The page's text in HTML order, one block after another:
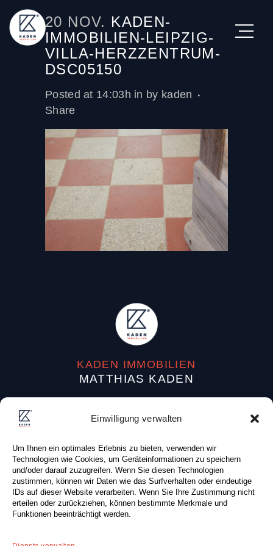
Einwilligung verwalten
Um Ihnen ein optimales Erlebnis zu bieten, verwenden wir
Technologien wie Cookies, um Geräteinformationen zu speichern
und/oder darauf zuzugreifen. Wenn Sie diesen Technologien
zustimmen, können wir Daten wie das Surfverhalten oder eindeutige
IDs auf dieser Website verarbeiten. Wenn Sie Ihre Zustimmung nicht
erteilen oder zurückziehen, können bestimmte Merkmale und
Funktionen beeinträchtigt werden.
20 NOV. KADEN-
IMMOBILIEN-LEIPZIG-
VILLA-HERZZENTRUM-
DSC05150
Posted at 14:03h in by kaden
Share
KADEN IMMOBILIEN
MATTHIAS KADEN
04107 Leipzig (Deutschland)
Tel: +49 (0) 341 . 87 80 83 0
Fax: +49 (0) 341 . 87 80 81 0
E-Mail:info@kaden-immobilien.de